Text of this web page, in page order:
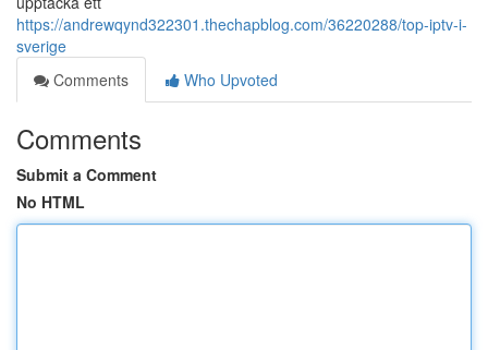
https://andrewqynd322301.thechapblog.com/36220288/top-iptv-i-
sverige
Comments
Who Upvoted
Comments
Submit a Comment
No HTML